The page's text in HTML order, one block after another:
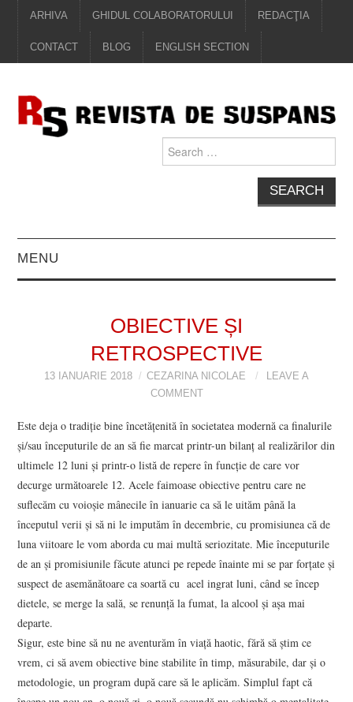
ARHIVA GHIDUL COLABORATORULUI REDACŢIA
CONTACT BLOG ENGLISH SECTION
for:
MENU
VIZIUNI ȘI SPECTRE
CARTE & FILM
SUSPANS
NUMĂRUL 48 /
MARTIE 2018
NUMĂRUL 49 /
APRILIE 2018
OBIECTIVE ȘI
RETROSPECTIVE
13 IANUARIE 2018 CEZARINA NICOLAE
LEAVE A
COMMENT
Este deja o tradiție bine încetățenită în societatea modernă ca finalurile
și/sau începuturile de an să fie marcat printr-un bilanț al realizărilor din
ultimele 12 luni și printr-o listă de repere în funcție de care vor
decurge următoarele 12. Acele faimoase obiective pentru care ne
suflecăm cu voioșie mânecile în ianuarie ca să le uităm până la
începutul verii și să ni le imputăm în decembrie, cu promisiunea că de
luna viitoare le vom aborda cu mai multă seriozitate. Mie începuturile
de an și promisiunile făcute atunci pe repede înainte mi se par forțate și
suspect de asemănătoare ca soartă cu acel ingrat luni, când se încep
dietele, se merge la sală, se renunță la fumat, la alcool și așa mai
departe.
Sigur, este bine să nu ne aventurăm în viață haotic, fără să știm ce
vrem, ci să avem obiective bine stabilite în timp, măsurabile, dar și o
metodologie, un program după care să le aplicăm. Simplul fapt că